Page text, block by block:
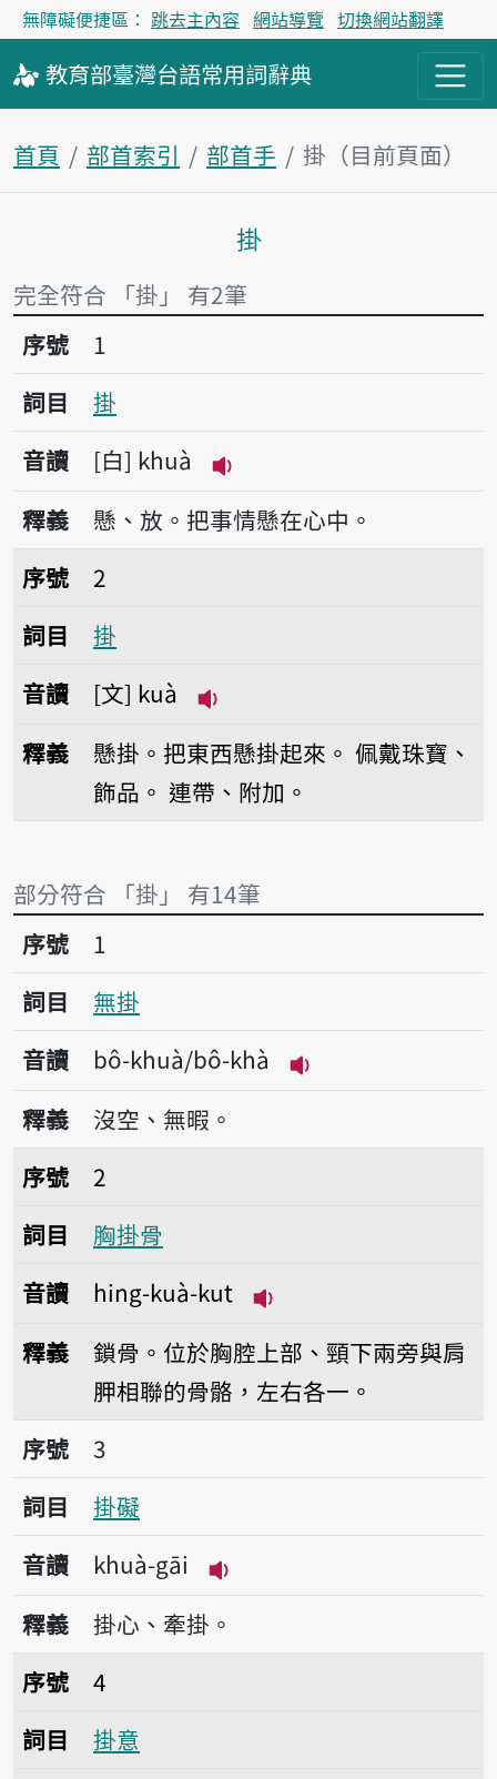
無障礙便捷區： 跳去主內容 網站導覽 切換網站翻譯
教育部臺灣台語常用詞辭典
首頁 部首索引 部首手 掛（目前頁面）
主內容區塊
掛
完全符合 「掛」 有2筆
序號1掛
序號
1
詞目
掛
音讀
白 khuà
播放音讀khuà
釋義
懸、放。把事情懸在心中。
序號2掛
序號
2
詞目
掛
音讀
文 kuà
釋義 懸掛。把東西懸掛起來。 佩戴珠寶、
飾品。 連帶、附加。
部分符合 「掛」 有14筆
序號1無掛
序號
1
詞目
無掛
音讀
bô-khuà/bô-khà
播放音讀bô-khuà/
釋義
沒空、無暇。
序號2胸掛骨
序號
2
詞目
胸掛骨
音讀
hing-kuà-kut
釋義
鎖骨。位於胸腔上部、頸下兩旁與肩
胛相聯的骨骼，左右各一。
序號3掛礙
序號
3
詞目
掛礙
音讀
khuà-gāi
播放音讀khuà-gāi
釋義
掛心、牽掛。
序號4掛意
序號
4
詞目
掛意